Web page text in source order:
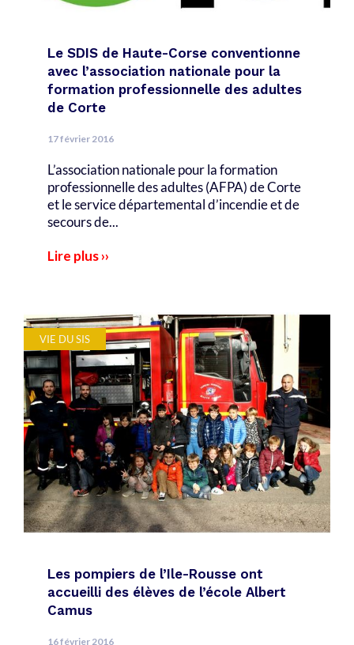
Le SDIS de Haute-Corse conventionne
avec l’association nationale pour la
formation professionnelle des adultes
de Corte
17 février 2016
L’association nationale pour la formation
professionnelle des adultes (AFPA) de Corte
et le service départemental d’incendie et de
secours de...
Lire plus ››
VIE DU SIS
Les pompiers de l’Ile-Rousse ont
accueilli des élèves de l’école Albert
Camus
16 février 2016